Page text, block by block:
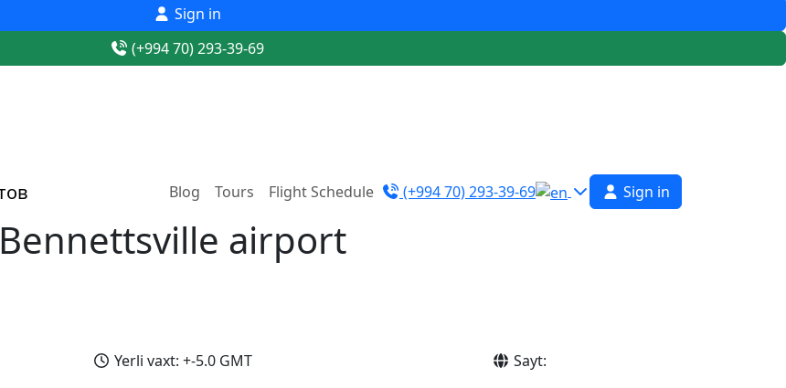
Sign in
(+994 70) 293-39-69
Blog Tours Flight Schedule (+994 70) 293-39-69 Sign in
Bennettsville airport
Yerli vaxt: +-5.0 GMT Sayt: